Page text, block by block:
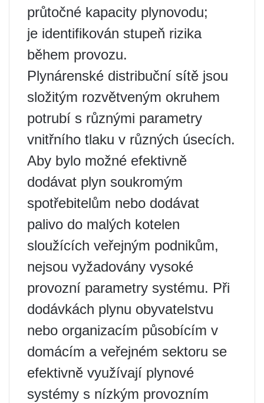
průtočné kapacity plynovodu;
je identifikován stupeň rizika
během provozu.
Plynárenské distribuční sítě jsou
složitým rozvětveným okruhem
potrubí s různými parametry
vnitřního tlaku v různých úsecích.
Aby bylo možné efektivně
dodávat plyn soukromým
spotřebitelům nebo dodávat
palivo do malých kotelen
sloužících veřejným podnikům,
nejsou vyžadovány vysoké
provozní parametry systému. Při
dodávkách plynu obyvatelstvu
nebo organizacím působícím v
domácím a veřejném sektoru se
efektivně využívají plynové
systémy s nízkým provozním